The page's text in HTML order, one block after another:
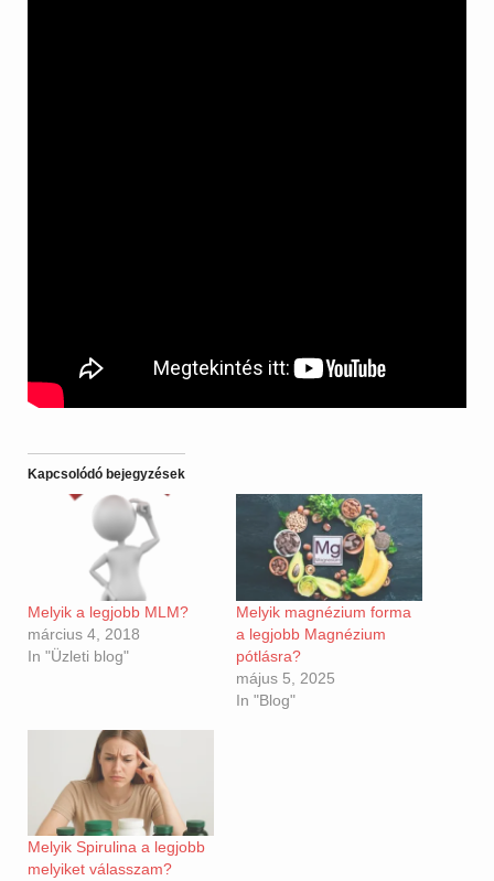
Kapcsolódó bejegyzések
Melyik a legjobb MLM?
március 4, 2018
In "Üzleti blog"
Melyik magnézium forma
a legjobb Magnézium
pótlásra?
május 5, 2025
In "Blog"
Melyik Spirulina a legjobb
melyiket válasszam?